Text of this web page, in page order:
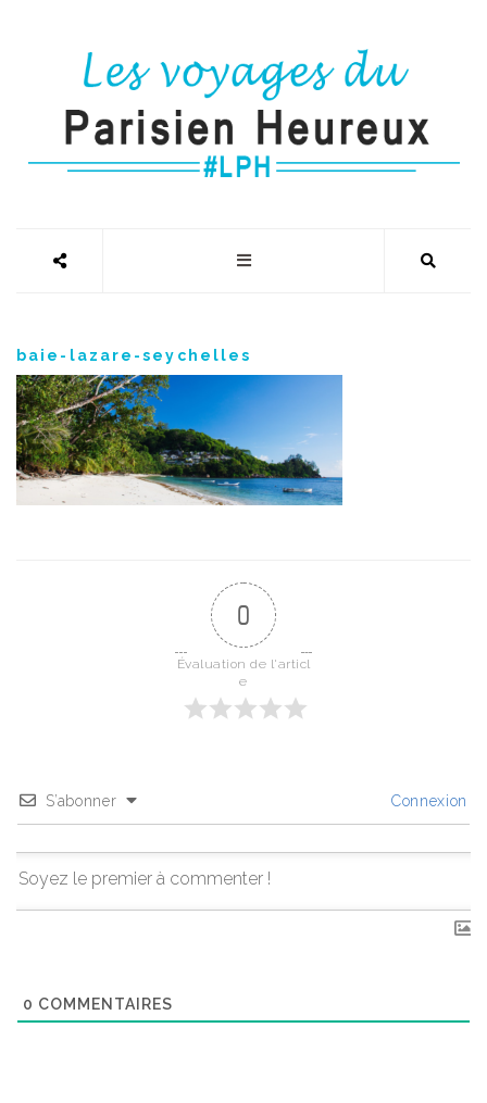
baie-lazare-seychelles
0
Évaluation de l'articl
e
S’abonner Connexion
0 COMMENTAIRES